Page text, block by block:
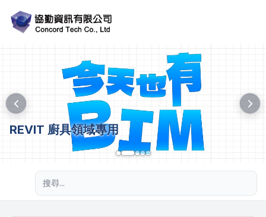
REVIT 廚具領域專用